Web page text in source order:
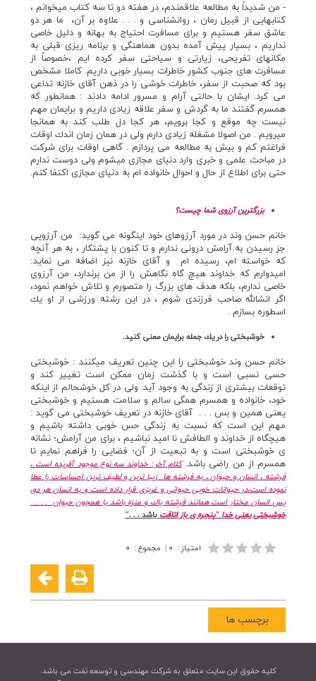
- من شديداً به مطالعه علاقمندم، در هفته دو تا سه كتاب ميخوانم ،
كتابهايي از قبيل رمان ، روانشناسي و . . . علاوه بر آن، ما هر دو
عاشق سفر هستيم و براي مسافرت احتياج به بهانه و دليل خاصي
نداريم ، بسيار پيش آمده بدون هماهنگي و برنامه ريزي قبلي به
مكانهاي تفريحي، زيارتي و سياحتي سفر كرده ايم ،خصوصاً از
مسافرت هاي جنوب كشور خاطرات بسيار خوبي داريم. كاملا مشخص
بود كه صحبت از سفر، خاطرات خوشي را در ذهن آقاي خازنه تداعي
مي كرد. ايشان ‌با حالتي آرام و مسرور ادامه دادند : همانطور كه
همسرم گفتند ما به گردش و سفر علاقه زيادي داريم و برايمان مهم
نيست چه موقع و كجا برويم، هر كجا دل طلب كند به همانجا
ميرويم . من اصولا مشغله زيادي دارم ولي در همان زمان اندك اوقات
فراغتم كم و بيش به مطالعه مي پردازم . گاهي اوقات براي شركت
در مباحث علمي و خبري وارد دنياي مجازي ميشوم ولي دوست ندارم
حتي براي اطلاع از حال و احوال خانواده ام به دنياي مجازي اكتفا كنم.
بزرگترين آرزوي شما چيست؟
خانم حسن وند در مورد آرزوهاي خود اينگونه مي گويد: من آرزويي
جز رسيدن به آرامش دروني ندارم و تا كنون با پشتکار ، به هر آنچه
كه خواسته ام، رسيده ام و آقاي خازنه نيز اضافه مي نمايد:
اميدوارم كه خداوند هيچ گاه نگاهش را از من برندارد، من آرزوي
خاصي ندارم،‌ بلكه هدف هاي بزرگ را متصورم و تلاش خواهم نمود،
اگر انشالله صاحب فرزندي شوم ، در اين رشته ورزشي از او يك
اسطوره بسازم .
خوشبختي را در يك جمله برايمان معني كنيد.
خانم حسن وند خوشبختي را اين چنين تعريف ميكنند : خوشبختي
حسي نسبي است و با گذشت زمان ممكن است تغيير كند و
توقعات بيشتري از زندگي به وجود آيد. ولي در كل خوشحالم از اينكه
خود، خانواده و همسرم همگي سالم و سلامت هستيم و خوشبختي
يعني همين و بس . . . آقاي خازنه در تعريف خوشبختي مي گويد :
مهم اين است كه نسبت به زندگي حس خوبي داشته باشيم و
هيچگاه از خداوند و الطافش نا اميد نباشيم ، براي من آرامش؛ نشانه
ي خوشبختي است و به تبعيت از آن؛ فضايي را فراهم نمايم تا
همسرم از من راضي باشد.كلام آخر: خداوند سه نوع موجود آفريده است ،
فرشته ، انسان و حيوان ، به فرشته ها زيبا ترين و لطيف ترين احساسات را عطا
نموده است،در حيوانات خويي حيواني و غريزي قرار داده است و به انسان هر دو،
پس انسان مختار است همانند فرشته پاك و منزه باشد يا همچون حيوان . . .
خوشبختي يعني خدا "پنجره ي باز اتاقت باشد . . ."
امتیاز : ۰ | مجموع : ۰
برچسب ها
کليه حقوق اين سايت متعلق به شرکت مهندسی و توسعه نفت می باشد.